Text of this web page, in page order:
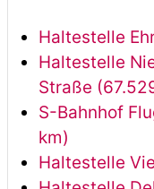
Haltestelle
Haltestelle
Straße
S-Bahnhof
km)
Haltestelle